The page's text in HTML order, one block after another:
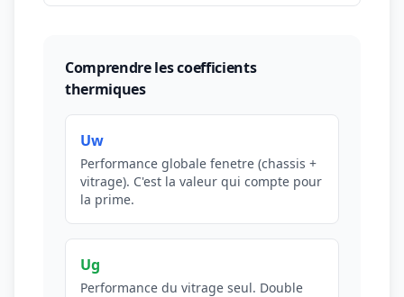
Comprendre les coefficients
thermiques
Uw
Performance globale fenetre (chassis +
vitrage). C'est la valeur qui compte pour
la prime.
Ug
Performance du vitrage seul. Double